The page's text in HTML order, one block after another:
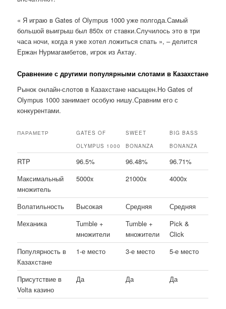
« Я играю в Gates of Olympus 1000 уже полгода.Самый
большой выигрыш был 850x от ставки.Случилось это в три
часа ночи, когда я уже хотел ложиться спать », – делится
Ержан Нурмагамбетов, игрок из Актау.
Сравнение с другими популярными слотами в Казахстане
Рынок онлайн-слотов в Казахстане насыщен.Но Gates of
Olympus 1000 занимает особую нишу.Сравним его с
конкурентами.
ПАРАМЕТР
GATES OF
OLYMPUS 1000
SWEET
BONANZA
BIG BASS
BONANZA
RTP 96.5% 96.48%
96.71%
Максимальный
множитель
5000x 21000x 4000x
Волатильность Высокая Средняя
Средняя
Механика
Tumble +
множители
Tumble +
множители
Pick &
Click
Популярность в
Казахстане
1-е место 3-е место 5-е место
Присутствие в
Volta казино
Да Да Да